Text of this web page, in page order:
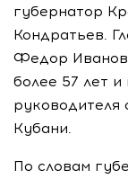
губернатор
Кондратьев.
Федор
более 57 лет
руководителя
Кубани.
По словам